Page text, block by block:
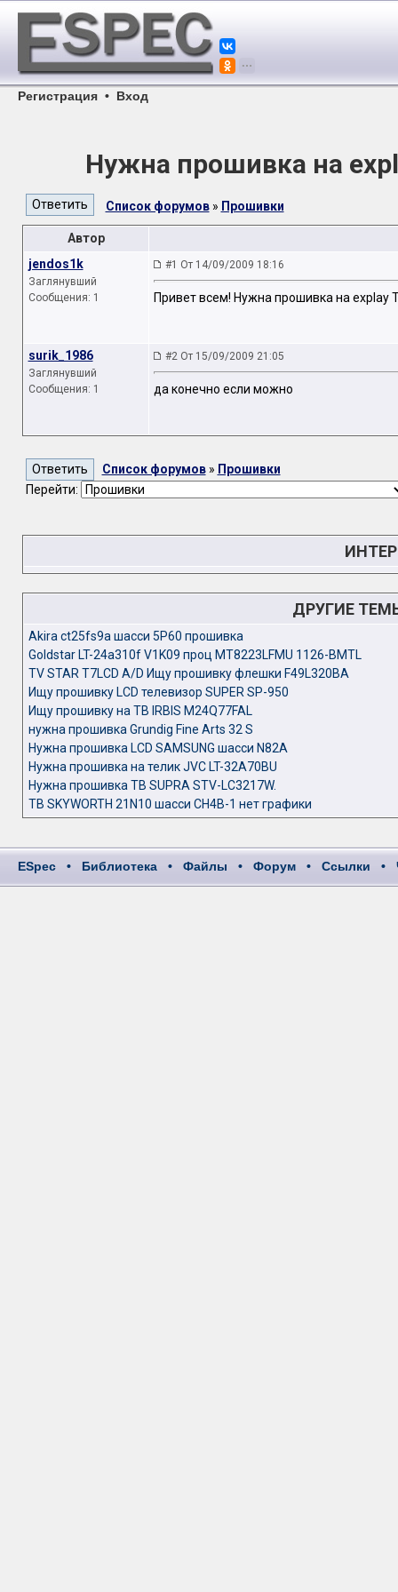
Регистрация • Вход
Нужна прошивка на
Список форумов» Прошивки
Автор
jendos1k
Заглянувший
Сообщения: 1
#1 От 14/09/2009 18:16
Привет всем! Нужна прошивка на explay
surik_1986
Заглянувший
Сообщения: 1
#2 От 15/09/2009 21:05
да конечно если можно
Список форумов» Прошивки
Перейти:
ДРУГИЕ
Akira ct25fs9a шасси 5P60 прошивка
Goldstar LT-24a310f V1K09 проц MT8223LFMU 1126-BMTL
TV STAR T7LCD A/D Ищу прошивку флешки F49L320BA
Ищу прошивку LCD телевизор SUPER SP-950
Ищу прошивку на ТВ IRBIS M24Q77FAL
нужна прошивка Grundig Fine Arts 32 S
Нужна прошивка LCD SAMSUNG шасси N82A
Нужна прошивка на телик JVC LT-32A70BU
Нужна прошивка ТВ SUPRA STV-LC3217W.
ТВ SKYWORTH 21N10 шасси CH4B-1 нет графики
ESpec • Библиотека • Файлы • Форум • Ссылки •